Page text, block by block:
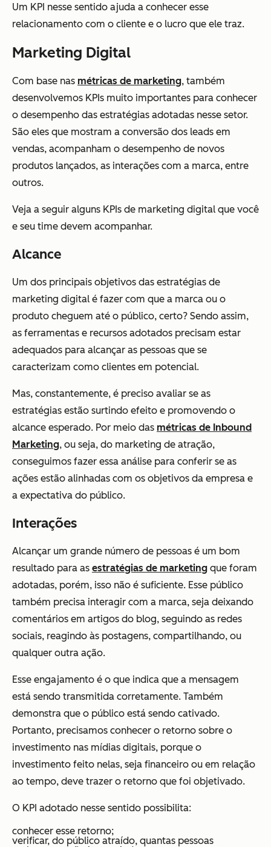
Um KPI nesse sentido ajuda a conhecer esse
relacionamento com o cliente e o lucro que ele traz.
Marketing Digital
Com base nas métricas de marketing, também
desenvolvemos KPIs muito importantes para conhecer
o desempenho das estratégias adotadas nesse setor.
São eles que mostram a conversão dos leads em
vendas, acompanham o desempenho de novos
produtos lançados, as interações com a marca, entre
outros.
Veja a seguir alguns KPIs de marketing digital que você
e seu time devem acompanhar.
Alcance
Um dos principais objetivos das estratégias de
marketing digital é fazer com que a marca ou o
produto cheguem até o público, certo? Sendo assim,
as ferramentas e recursos adotados precisam estar
adequados para alcançar as pessoas que se
caracterizam como clientes em potencial.
Mas, constantemente, é preciso avaliar se as
estratégias estão surtindo efeito e promovendo o
alcance esperado. Por meio das métricas de Inbound
Marketing, ou seja, do marketing de atração,
conseguimos fazer essa análise para conferir se as
ações estão alinhadas com os objetivos da empresa e
a expectativa do público.
Interações
Alcançar um grande número de pessoas é um bom
resultado para as estratégias de marketing que foram
adotadas, porém, isso não é suficiente. Esse público
também precisa interagir com a marca, seja deixando
comentários em artigos do blog, seguindo as redes
sociais, reagindo às postagens, compartilhando, ou
qualquer outra ação.
Esse engajamento é o que indica que a mensagem
está sendo transmitida corretamente. Também
demonstra que o público está sendo cativado.
Portanto, precisamos conhecer o retorno sobre o
investimento nas mídias digitais, porque o
investimento feito nelas, seja financeiro ou em relação
ao tempo, deve trazer o retorno que foi objetivado.
O KPI adotado nesse sentido possibilita:
conhecer esse retorno;
verificar, do público atraído, quantas pessoas